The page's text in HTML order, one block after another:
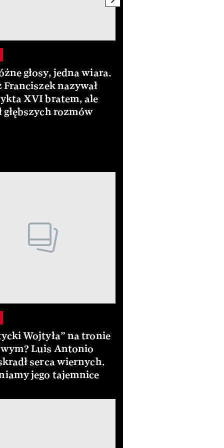
głosy, jedna wiara.
Franciszek nazywał
XVI bratem, ale
głębszych rozmów
Wojtyła” na tronie
Luis Antonio
serca wiernych.
jego tajemnice